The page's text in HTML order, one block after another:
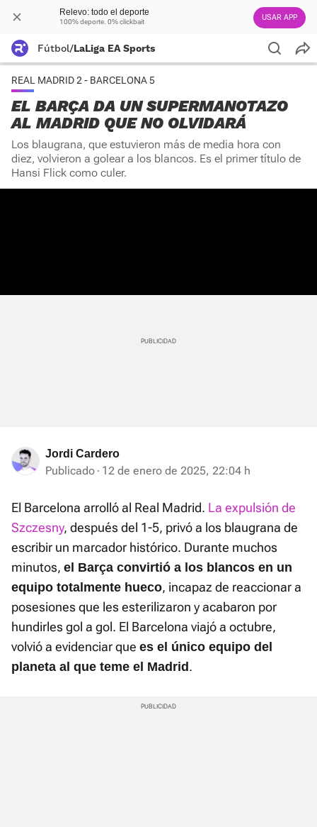
Relevo: todo el deporte
100% deporte. 0% clickbait USAR APP
Fútbol/LaLiga EA Sports
REAL MADRID 2 - BARCELONA 5
EL BARÇA DA UN SUPERMANOTAZO
AL MADRID QUE NO OLVIDARÁ
Los blaugrana, que estuvieron más de media hora con
diez, volvieron a golear a los blancos. Es el primer título de
Hansi Flick como culer.
Jordi Cardero
Publicado 12 de enero de 2025, 22:04 h
El Barcelona arrolló al Real Madrid. La expulsión de
Szczesny, después del 1-5, privó a los blaugrana de
escribir un marcador histórico. Durante muchos
minutos, el Barça convirtió a los blancos en un
equipo totalmente hueco, incapaz de reaccionar a
posesiones que les esterilizaron y acabaron por
hundirles gol a gol. El Barcelona viajó a octubre,
volvió a evidenciar que es el único equipo del
planeta al que teme el Madrid .